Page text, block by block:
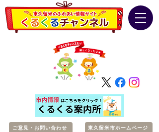
ご意見・お問い合わせ 東久留米市ホームページ